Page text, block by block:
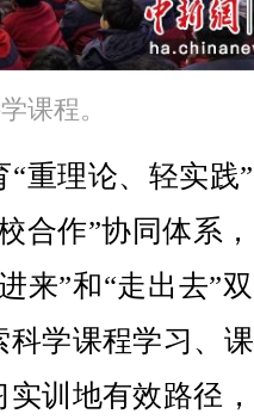
课程。
理论、轻实践
合作”协同体系
来”和“走出去”
科学课程学习、
实训地有效路径